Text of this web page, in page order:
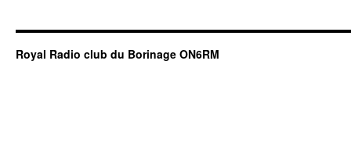
Royal Radio club du Borinage ON6RM